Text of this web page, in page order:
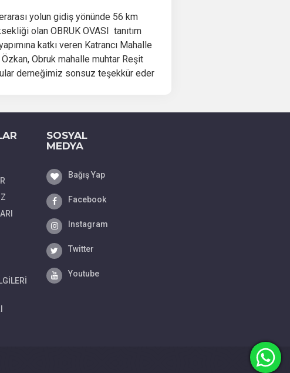
yolun gidiş yönünde 56 km
olan OBRUK OVASI tanıtım
katkı veren Katrancı Mahalle
Obruk mahalle muhtar Reşit
derneğimiz sonsuz teşekkür eder
SOSYAL
MEDYA
Bağış Yap
Facebook
Instagram
Twitter
Youtube